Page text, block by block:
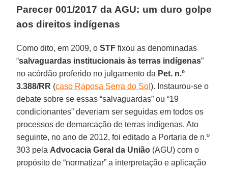
Parecer 001/2017 da AGU: um duro golpe
aos direitos indígenas
Como dito, em 2009, oSTF fixou as denominadas
“salvaguardas institucionais às terras indígenas”
no acórdão proferido no julgamento da Pet. n.º
3.388/RR (caso Raposa Serra do Sol). Instaurou-se o
debate sobre se essas “salvaguardas” ou “19
condicionantes” deveriam ser seguidas em todos os
processos de demarcação de terras indígenas. Ato
seguinte, no ano de 2012, foi editado a Portaria de n.º
303 pela Advocacia Geral da União (AGU) com o
propósito de “normatizar” a interpretação e aplicação